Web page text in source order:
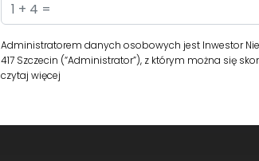
Administratorem danych osobowych jest Inwestor
417 Szczecin (“Administrator”), z którym można się
czytaj więcej